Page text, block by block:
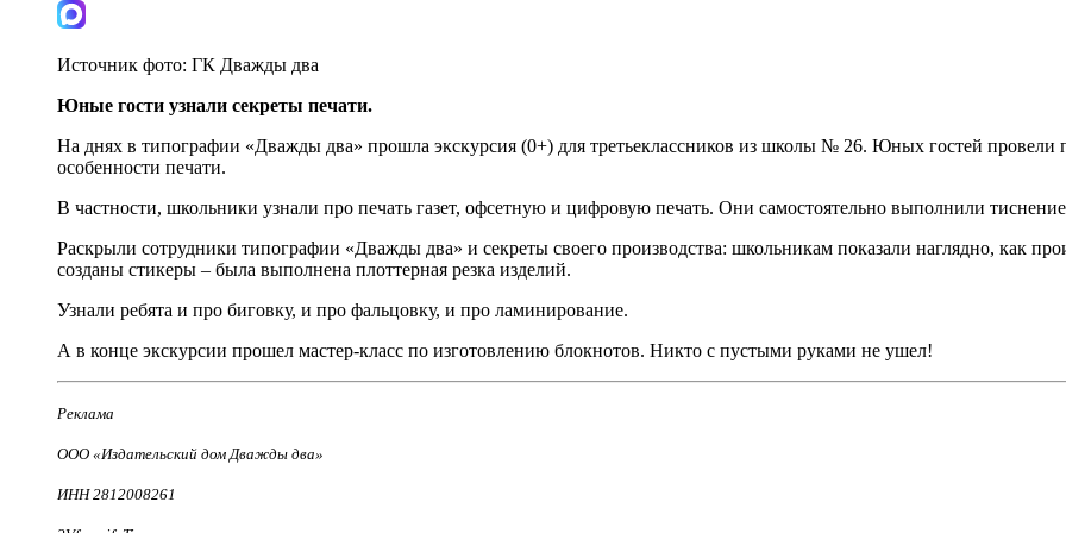
Источник фото: ГК Дважды два
Юные гости узнали секреты печати.
На днях в типографии «Дважды два» прошла экскурсия (0+) для третьеклассников из школы № 26. Юных гостей провели
особенности печати.
В частности, школьники узнали про печать газет, офсетную и цифровую печать. Они самостоятельно выполнили
Раскрыли сотрудники типографии «Дважды два» и секреты своего производства: школьникам показали наглядно, как
созданы стикеры – была выполнена плоттерная резка изделий.
Узнали ребята и про биговку, и про фальцовку, и про ламинирование.
А в конце экскурсии прошел мастер-класс по изготовлению блокнотов. Никто с пустыми руками не ушел!
Реклама
ООО «Издательский дом Дважды два»
ИНН 2812008261